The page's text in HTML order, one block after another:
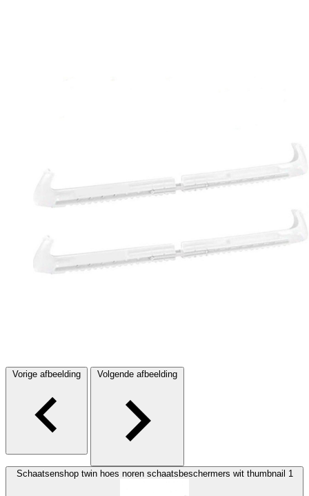
Vorige afbeelding Volgende afbeelding
Schaatsenshop twin hoes noren schaatsbeschermers wit thumbnail 1